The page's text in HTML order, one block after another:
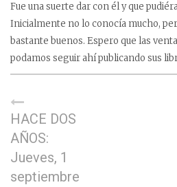
Fue una suerte dar con él y que
Inicialmente no lo conocía mucho,
bastante buenos. Espero que las
podamos seguir ahí publicando sus
HACE DOS
AÑOS:
Jueves, 1
septiembre